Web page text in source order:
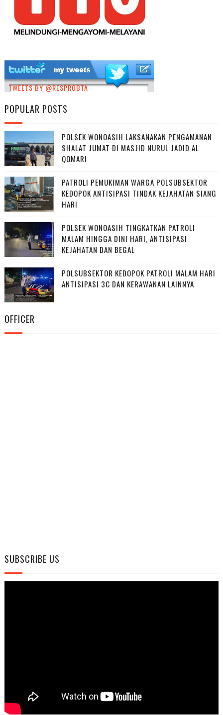
TWEETS BY @RESPROBTA
POPULAR POSTS
POLSEK WONOASIH LAKSANAKAN PENGAMANAN
SHALAT JUMAT DI MASJID NURUL JADID AL
QOMARI
PATROLI PEMUKIMAN WARGA POLSUBSEKTOR
KEDOPOK ANTISIPASI TINDAK KEJAHATAN SIANG
HARI
POLSEK WONOASIH TINGKATKAN PATROLI
MALAM HINGGA DINI HARI, ANTISIPASI
KEJAHATAN DAN BEGAL
POLSUBSEKTOR KEDOPOK PATROLI MALAM HARI
ANTISIPASI 3C DAN KERAWANAN LAINNYA
OFFICER
SUBSCRIBE US